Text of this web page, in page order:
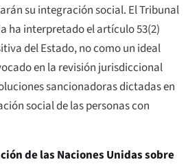
su integración social. El Tribunal
ha interpretado el artículo 53(2)
del Estado, no como un ideal
en la revisión jurisdiccional
sancionadoras dictadas en
social de las personas con
de las Naciones Unidas sobre